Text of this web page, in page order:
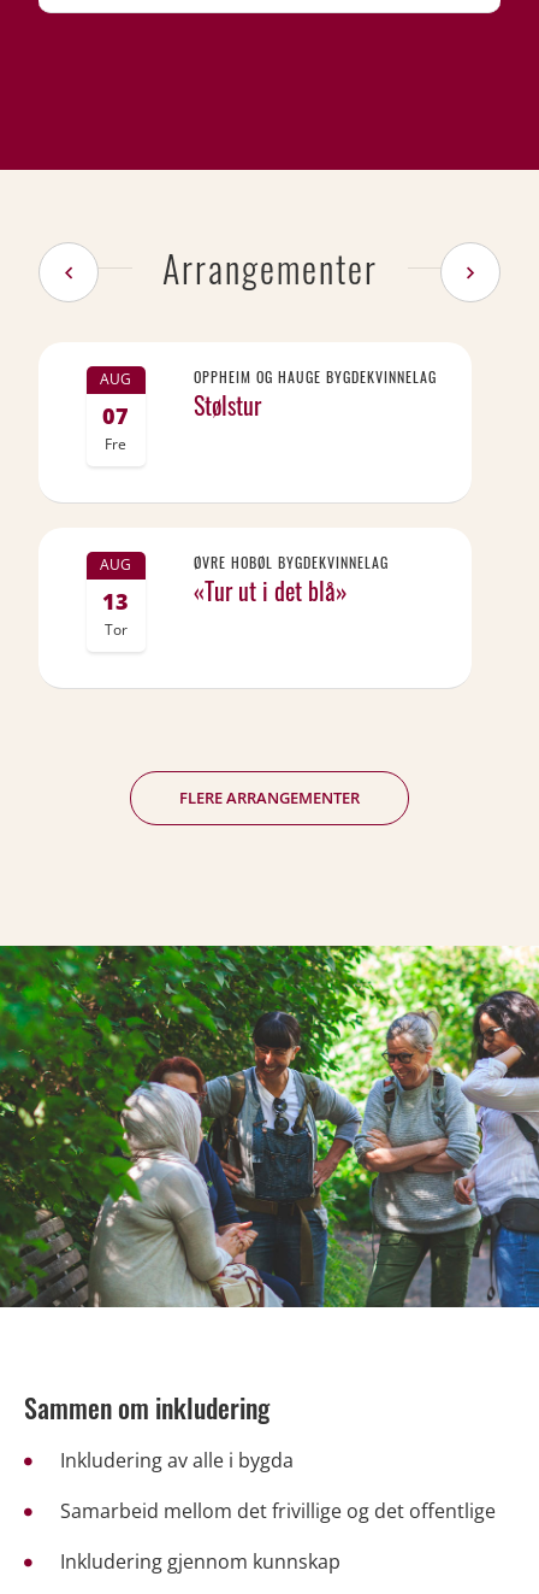
Arrangementer
AUG
07
Fre
OPPHEIM OG HAUGE BYGDEKVINNELAG
Stølstur
AUG
13
Tor
ØVRE HOBØL BYGDEKVINNELAG
«Tur ut i det blå»
FLERE ARRANGEMENTER
Sammen om inkludering
Inkludering av alle i bygda
Samarbeid mellom det frivillige og det offentlige
Inkludering gjennom kunnskap